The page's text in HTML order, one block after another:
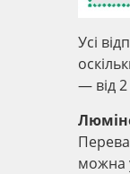
Усі
— від 2
можна